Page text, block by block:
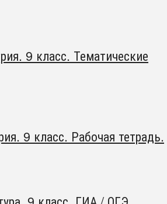
9 класс. Тематические
9 класс. Рабочая тетрадь.